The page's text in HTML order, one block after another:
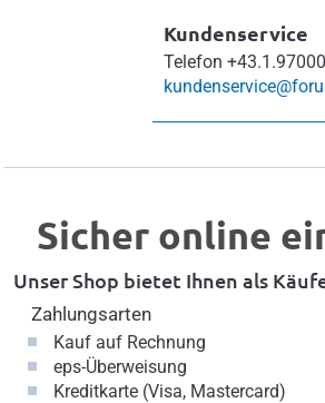
Kundenservice
Telefon
Sicher online
Unser Shop bietet Ihnen als
Zahlungsarten
Kauf auf Rechnung
eps-Überweisung
Kreditkarte (Visa, Mastercard)